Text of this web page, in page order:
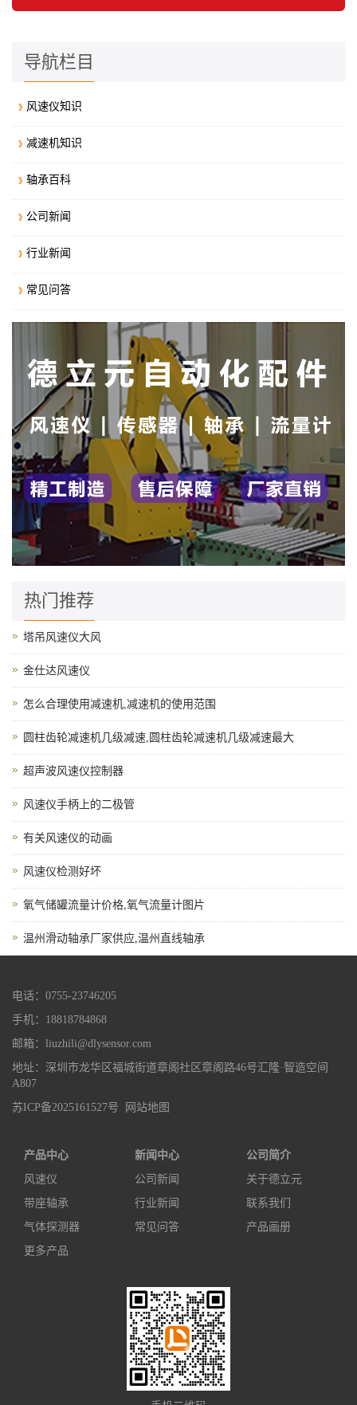
导航栏目
风速仪知识
减速机知识
轴承百科
公司新闻
行业新闻
常见问答
热门推荐
塔吊风速仪大风
金仕达风速仪
怎么合理使用减速机,减速机的使用范围
圆柱齿轮减速机几级减速,圆柱齿轮减速机几级减速最大
超声波风速仪控制器
风速仪手柄上的二极管
有关风速仪的动画
风速仪检测好坏
氧气储罐流量计价格,氧气流量计图片
温州滑动轴承厂家供应,温州直线轴承
电话：0755-23746205
手机：18818784868
邮箱：liuzhili@dlysensor.com
地址：深圳市龙华区福城街道章阁社区章阁路46号汇隆·智造空间
A807
苏ICP备2025161527号
网站地图
产品中心
风速仪
带座轴承
气体探测器
更多产品
新闻中心
公司新闻
行业新闻
常见问答
公司简介
关于德立元
联系我们
产品画册